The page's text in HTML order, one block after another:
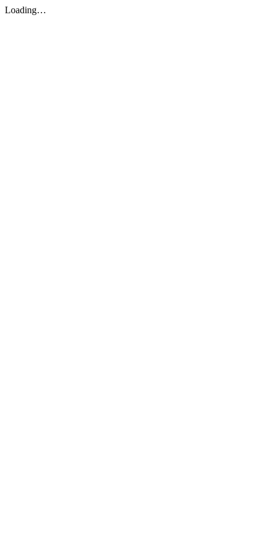
Loading…